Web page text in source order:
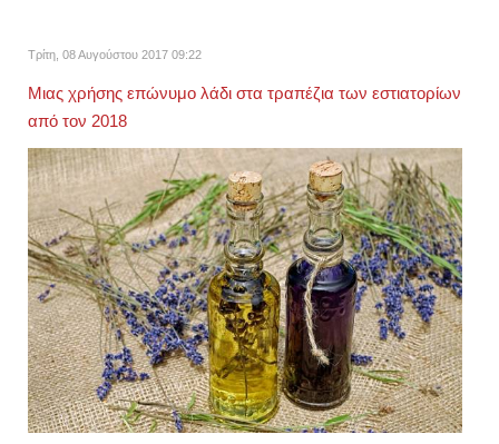
Τρίτη, 08 Αυγούστου 2017 09:22
Μιας χρήσης επώνυμο λάδι στα τραπέζια των εστιατορίων
από τον 2018